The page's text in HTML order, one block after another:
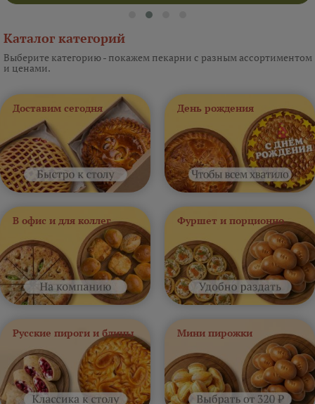
Каталог категорий
Выберите категорию - покажем пекарни с разным ассортиментом
и ценами.
Доставим сегодня День рождения
В офис и для коллег Фуршет и порционно
Русские пироги и блины Мини пирожки